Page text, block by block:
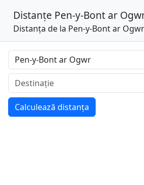
Distanțe Pen-y-Bont ar
Distanța de la Pen-y-Bont ar
Calculează distanța